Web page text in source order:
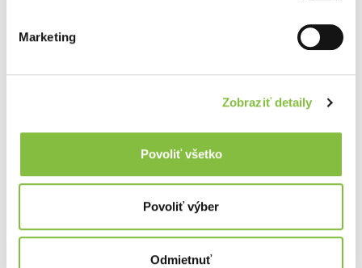
Marketing
Zobraziť detaily
Povoliť všetko
Povoliť výber
Odmietnuť